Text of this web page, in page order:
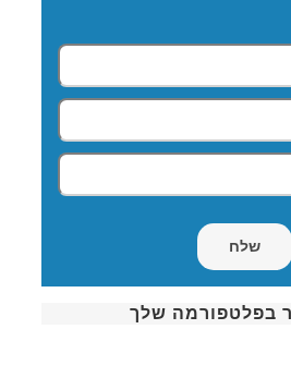
בפלטפורמה שלך